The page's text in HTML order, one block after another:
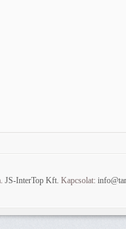
JS-InterTop Kft. Kapcsolat: